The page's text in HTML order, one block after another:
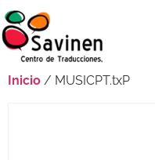
Inicio / MUSICPT.txP